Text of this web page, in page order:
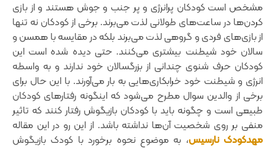
مشخص است کودکان پرانرژی و پر جنب و جوش هستند و از بازی
کردن‌ها در ساعت‌های طولانی لذت می‌برند. برخی از کودکان نه تنها
از بازی‌های فردی و گروهی لذت می‌برند بلکه در مقایسه با همسن و
سالان خود شیطنت بیشتری می‌کنند. حتی دیده شده است این
کودکان حرف شنوی چندانی از بزرگسالان خود ندارند و به واسطه
انرژی و شیطنت خود خرابکاری‌هایی به بار می‌آورند. با این حال برای
برخی از والدین سوال مطرح می‌شود که اینگونه رفتارهای کودکان
طبیعی است و چگونه باید با کودکان بازیگوش رفتار کنند که تاثیر
منفی بر روی شخصیت آن‌ها نداشته باشد. از این رو در این مقاله
مهدکودک نارسیس، به موضوع نحوه برخورد با کودک بازیگوش